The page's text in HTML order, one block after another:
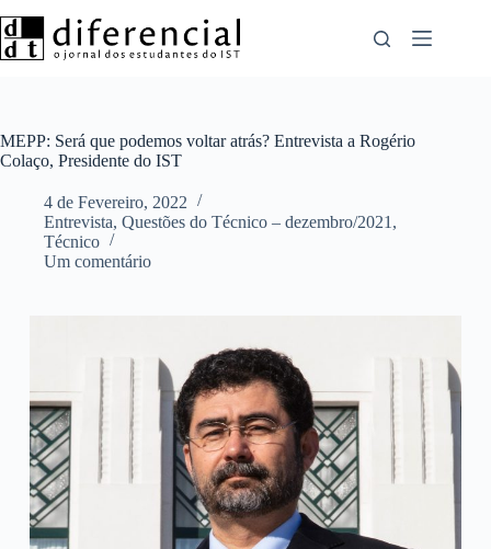
para
o
MEPP: Será que podemos voltar atrás? Entrevista a Rogério
Colaço, Presidente do IST
4 de Fevereiro, 2022
Entrevista, Questões do Técnico – dezembro/2021 ,
Técnico
Um comentário